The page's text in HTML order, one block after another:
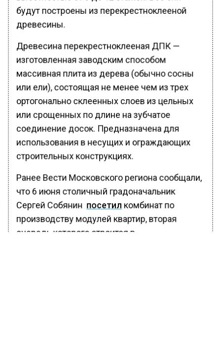
будут построены из перекрестноклееной
древесины.
Древесина перекрестноклееная ДПК —
изготовленная заводским способом
массивная плита из дерева (обычно сосны
или ели), состоящая не менее чем из трех
ортогонально склеенных слоев из цельных
или срощенных по длине на зубчатое
соединение досок. Предназначена для
использования в несущих и ограждающих
строительных конструкциях.
Ранее Вести Московского региона сообщали,
что 6 июня столичный градоначальник
Сергей Собянин посетил комбинат по
производству модулей квартир, вторая
очередь которого строится в